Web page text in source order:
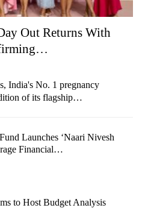
Out Returns With
India's No. 1 pregnancy
of its flagship…
Launches ‘Naari Nivesh
Financial…
to Host Budget Analysis